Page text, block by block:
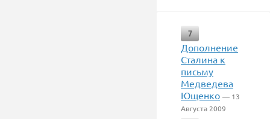
7
Дополнение
Сталина к
письму
Медведева
Ющенко — 13
Августа 2009